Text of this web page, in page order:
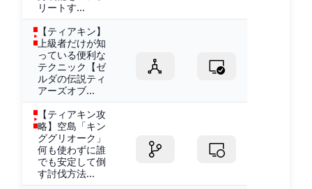
リートす...
【ティアキン】
上級者だけが知
っている便利な
テクニック【ゼ
ルダの伝説ティ
アーズオブ...
【ティアキン攻
略】空島「キン
ググリオーク」
何も使わずに誰
でも安定して倒
す討伐方法...